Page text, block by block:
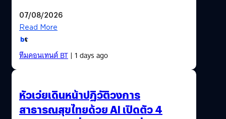
07/08/2026
Read More
ทีมคอนเทนต์ BT| 1 days ago
หัวเว่ยเดินหน้าปฏิวัติวงการ
สาธารณสุขไทยด้วย AI เปิดตัว 4